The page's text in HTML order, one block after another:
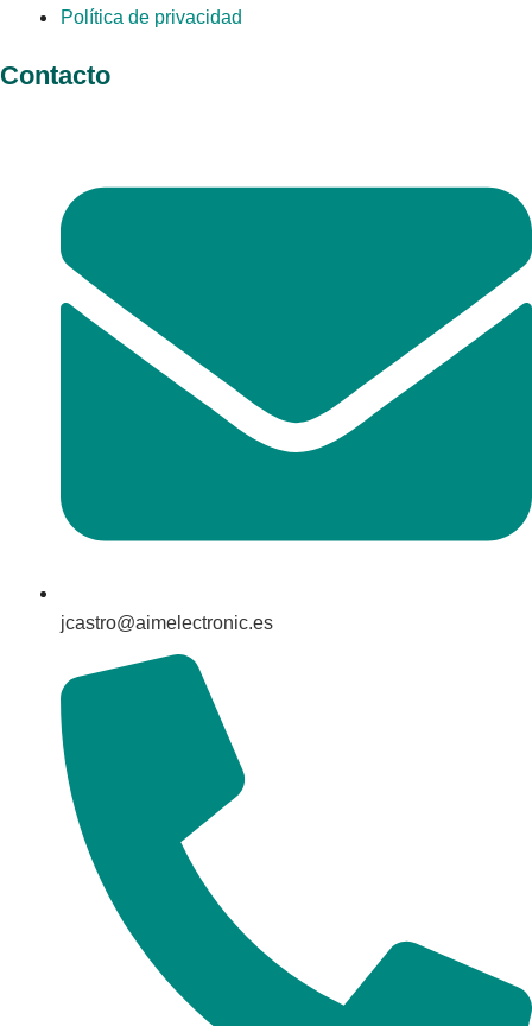
Política de privacidad
Contacto
jcastro@aimelectronic.es